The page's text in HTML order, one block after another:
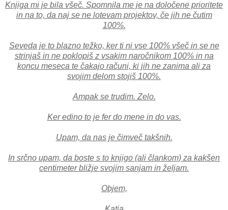
Knjiga mi je bila všeč. Spomnila me je na določene prioritete
in na to, da naj se ne lotevam projektov, če jih ne čutim
100%.
Seveda je to blazno težko, ker ti ni vse 100% všeč in se ne
strinjaš in ne poklopiš z vsakim naročnikom 100% in na
koncu meseca te čakajo računi, ki jih ne zanima ali za
svojim delom stojiš 100%.
Ampak se trudim. Zelo.
Ker edino to je fer do mene in do vas.
Upam, da nas je čimveč takšnih.
In srčno upam, da boste s to knjigo (ali člankom) za kakšen
centimeter bližje svojim sanjam in željam.
Objem,